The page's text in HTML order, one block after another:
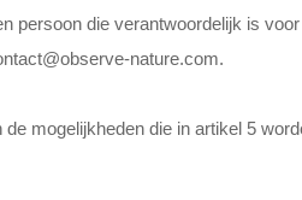
persoon die verantwoordelijk is
nature.com.
mogelijkheden die in artikel 5